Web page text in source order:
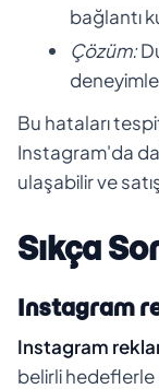
bağlantı
Çözüm:
Bu hataları
Instagram'da
ulaşabilir ve
Sıkça
Instagram
Instagram
belirli hedeflerle